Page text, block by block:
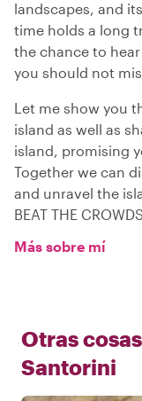
landscapes, and
time holds a long
the chance to
you should not
Let me show you
island as well as
island, promising
Together we can
and unravel the
BEAT THE
Más sobre mí
Otras
Santorini